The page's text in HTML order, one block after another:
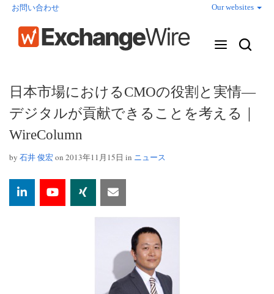
お問い合わせ Our websites
日本市場におけるCMOの役割と実情—
デジタルが貢献できることを考える｜
WireColumn
by 石井 俊宏on 2013年11月15日 in ニュース